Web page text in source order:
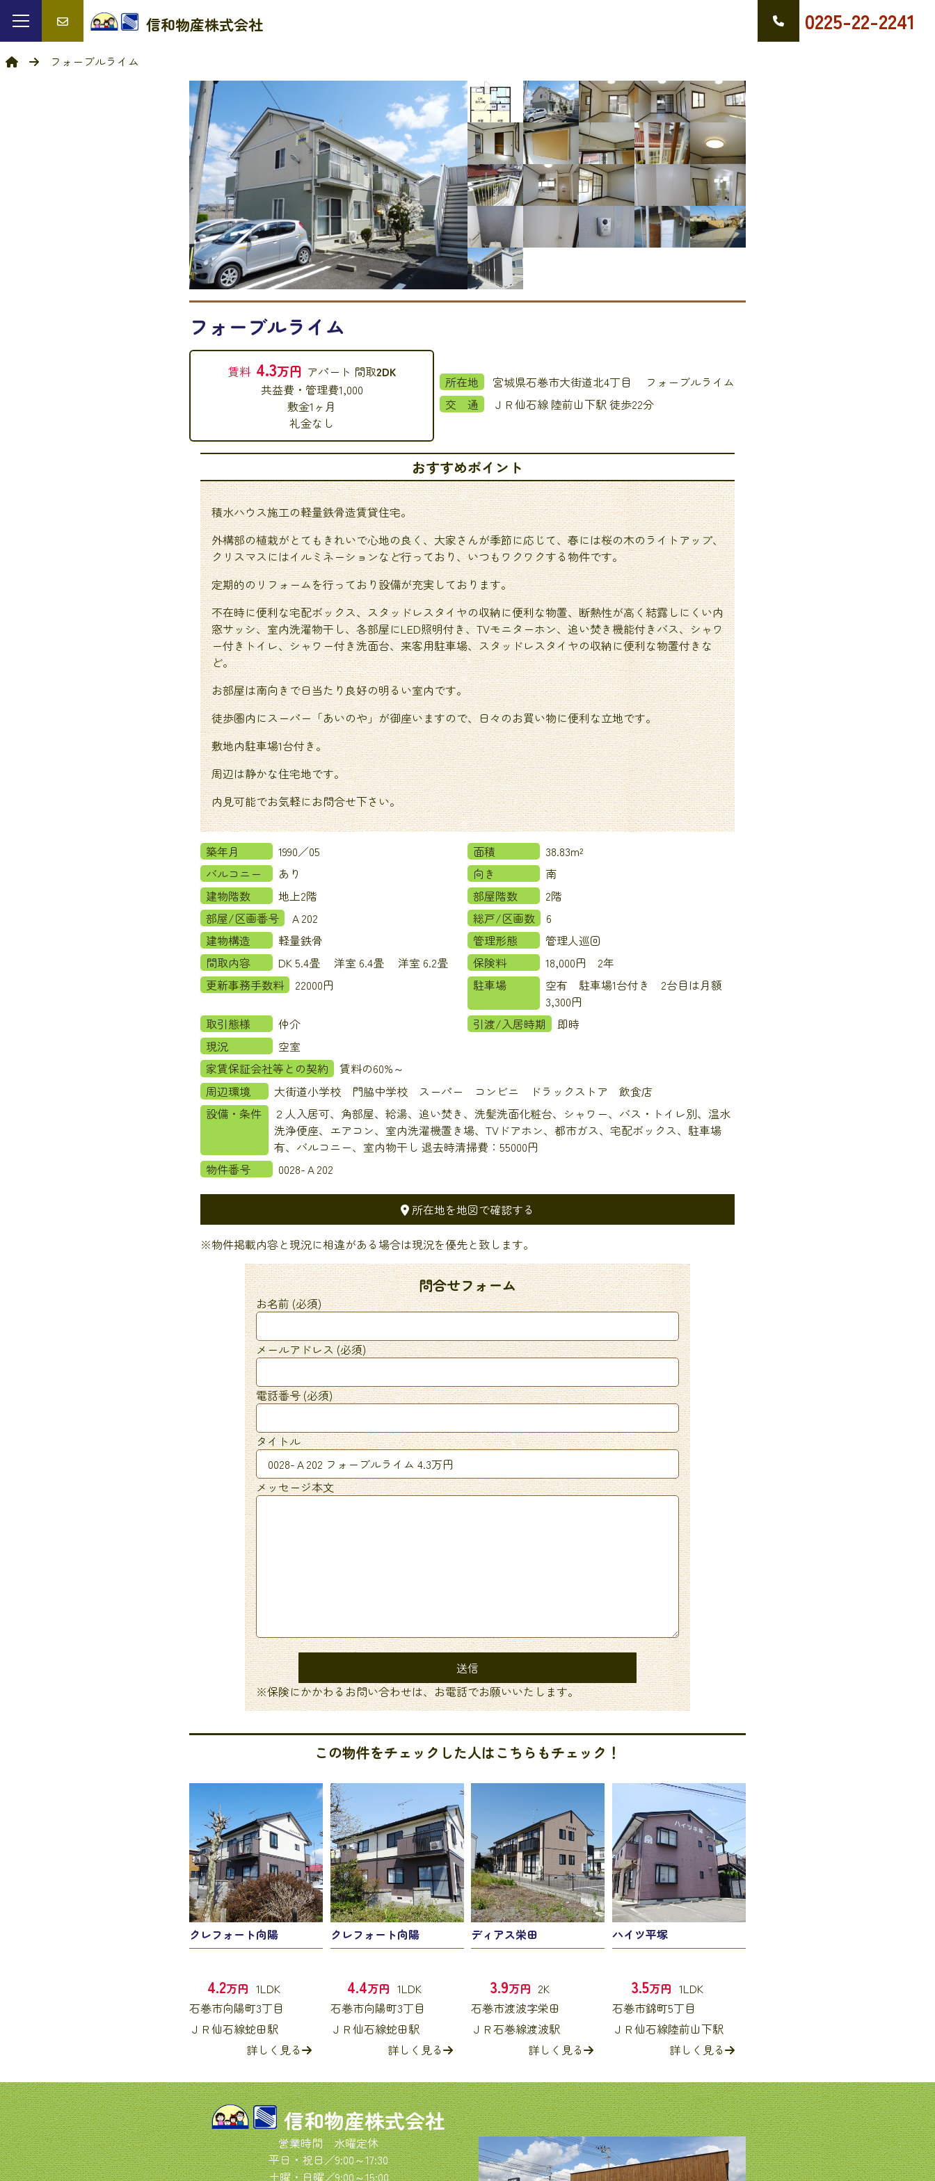
信和物産株式会社 0225-22-2241
フォーブルライム
フォーブルライム
賃料 4.3万円 アパート 間取2DK
共益費・管理費1,000
敷金1ヶ月
礼金なし
所在地
宮城県石巻市大街道北4丁目 フォーブルライム
交 通
ＪＲ仙石線 陸前山下駅 徒歩22分
おすすめポイント
積水ハウス施工の軽量鉄骨造賃貸住宅。
外構部の植栽がとてもきれいで心地の良く、大家さんが季節に応じて、春には桜の木のライトアップ、
クリスマスにはイルミネーションなど行っており、いつもワクワクする物件です。
定期的のリフォームを行っており設備が充実しております。
不在時に便利な宅配ボックス、スタッドレスタイヤの収納に便利な物置、断熱性が高く結露しにくい内
窓サッシ、室内洗濯物干し、各部屋にLED照明付き、TVモニターホン、追い焚き機能付きバス、シャワ
ー付きトイレ、シャワー付き洗面台、来客用駐車場、スタッドレスタイヤの収納に便利な物置付きな
ど。
お部屋は南向きで日当たり良好の明るい室内です。
徒歩圏内にスーパー「あいのや」が御座いますので、日々のお買い物に便利な立地です。
敷地内駐車場1台付き。
周辺は静かな住宅地です。
内見可能でお気軽にお問合せ下さい。
築年月 1990／05 面積
38.83m²
バルコニー
あり 向き
南
建物階数
地上2階 部屋階数
2階
部屋/区画番号
Ａ202 総戸/区画数
6
建物構造
軽量鉄骨 管理形態
管理人巡回
間取内容
DK 5.4畳 洋室 6.4畳 洋室 6.2畳 保険料
18,000円 2年
更新事務手数料
22000円 駐車場
空有 駐車場1台付き 2台目は月額
3,300円
取引態様
仲介 引渡/入居時期
即時
現況
空室
家賃保証会社等との契約
賃料の60%～
周辺環境
大街道小学校 門脇中学校 スーパー コンビニ ドラックストア 飲食店
設備・条件
２人入居可、角部屋、給湯、追い焚き、洗髪洗面化粧台、シャワー、バス・トイレ別、温水
洗浄便座、エアコン、室内洗濯機置き場、TVドアホン、都市ガス、宅配ボックス、駐車場
有、バルコニー、室内物干し 退去時清掃費：55000円
物件番号
0028-Ａ202
所在地を地図で確認する
※物件掲載内容と現況に相違がある場合は現況を優先と致します。
問合せフォーム
お名前 (必須)
メールアドレス (必須)
電話番号 (必須)
タイトル
メッセージ本文
※保険にかかわるお問い合わせは、お電話でお願いいたします。
この物件をチェックした人はこちらもチェック！
クレフォート向陽
4.2万円 1LDK
石巻市向陽町3丁目
ＪＲ仙石線蛇田駅
詳しく見る
クレフォート向陽
4.4万円 1LDK
石巻市向陽町3丁目
ＪＲ仙石線蛇田駅
詳しく見る
ディアス栄田
3.9万円 2K
石巻市渡波字栄田
ＪＲ石巻線渡波駅
詳しく見る
ハイツ平塚
3.5万円 1LDK
石巻市錦町5丁目
ＪＲ仙石線陸前山下駅
詳しく見る
信和物産株式会社
営業時間 水曜定休
平日・祝日／9:00～17:30
土曜・日曜／9:00～15:00